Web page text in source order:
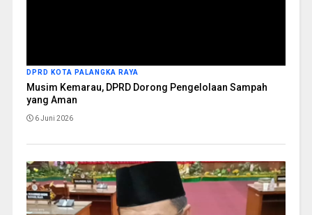
DPRD KOTA PALANGKA RAYA
Musim Kemarau, DPRD Dorong Pengelolaan Sampah
yang Aman
6 Juni 2026